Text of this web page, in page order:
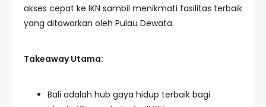
akses cepat ke IKN sambil menikmati fasilitas terbaik
yang ditawarkan oleh Pulau Dewata.
Takeaway Utama:
Bali adalah hub gaya hidup terbaik bagi